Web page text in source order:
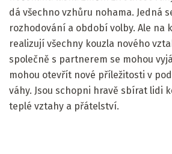
dá všechno vzhůru nohama. Jedná
rozhodování a období volby. Ale na
realizují všechny kouzla nového
společně s partnerem se mohou
mohou otevřít nové příležitosti v
váhy. Jsou schopni hravě sbírat lidi
teplé vztahy a přátelství.